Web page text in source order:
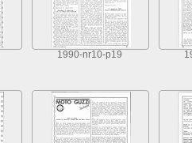
1990-nr10-p19